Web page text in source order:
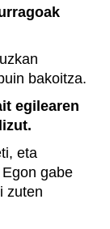
bakoitza.
egilearen
eta
gabe
zuten